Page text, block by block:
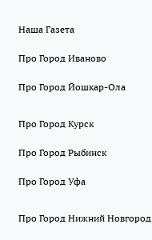
Наша Газета
Про Город Иваново
Про Город Йошкар-Ола
Про Город Курск
Про Город Рыбинск
Про Город Уфа
Про Город Нижний Новгород